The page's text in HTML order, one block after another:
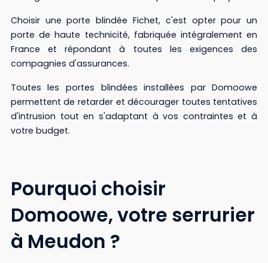
Choisir une porte blindée Fichet, c'est opter pour un
porte de haute technicité, fabriquée intégralement en
France et répondant à toutes les exigences des
compagnies d'assurances.
Toutes les portes blindées installées par Domoowe
permettent de retarder et décourager toutes tentatives
d'intrusion tout en s'adaptant à vos contraintes et à
votre budget.
Pourquoi choisir
Domoowe, votre serrurier
à Meudon ?